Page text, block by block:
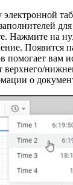
Нажмите на
Появится
помогает вам
верхнего/
о